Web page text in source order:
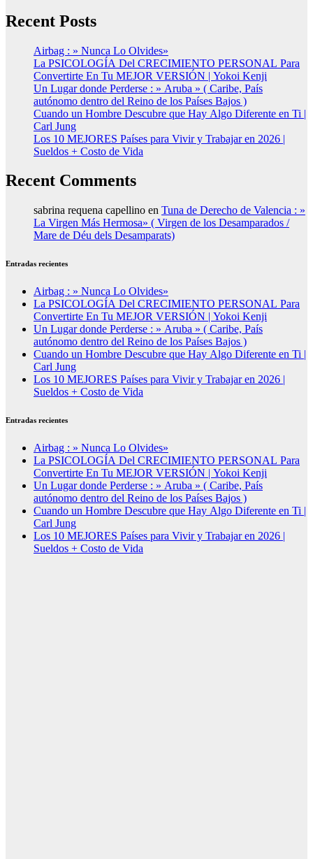
Recent Posts
Airbag : » Nunca Lo Olvides»
La PSICOLOGÍA Del CRECIMIENTO PERSONAL Para
Convertirte En Tu MEJOR VERSIÓN | Yokoi Kenji
Un Lugar donde Perderse : » Aruba » ( Caribe, País
autónomo dentro del Reino de los Países Bajos )
Cuando un Hombre Descubre que Hay Algo Diferente en Ti |
Carl Jung
Los 10 MEJORES Países para Vivir y Trabajar en 2026 |
Sueldos + Costo de Vida
Recent Comments
sabrina requena capellino en Tuna de Derecho de Valencia : »
La Virgen Más Hermosa» ( Virgen de los Desamparados /
Mare de Déu dels Desamparats)
Entradas recientes
Airbag : » Nunca Lo Olvides»
La PSICOLOGÍA Del CRECIMIENTO PERSONAL Para
Convertirte En Tu MEJOR VERSIÓN | Yokoi Kenji
Un Lugar donde Perderse : » Aruba » ( Caribe, País
autónomo dentro del Reino de los Países Bajos )
Cuando un Hombre Descubre que Hay Algo Diferente en Ti |
Carl Jung
Los 10 MEJORES Países para Vivir y Trabajar en 2026 |
Sueldos + Costo de Vida
Entradas recientes
Airbag : » Nunca Lo Olvides»
La PSICOLOGÍA Del CRECIMIENTO PERSONAL Para
Convertirte En Tu MEJOR VERSIÓN | Yokoi Kenji
Un Lugar donde Perderse : » Aruba » ( Caribe, País
autónomo dentro del Reino de los Países Bajos )
Cuando un Hombre Descubre que Hay Algo Diferente en Ti |
Carl Jung
Los 10 MEJORES Países para Vivir y Trabajar en 2026 |
Sueldos + Costo de Vida